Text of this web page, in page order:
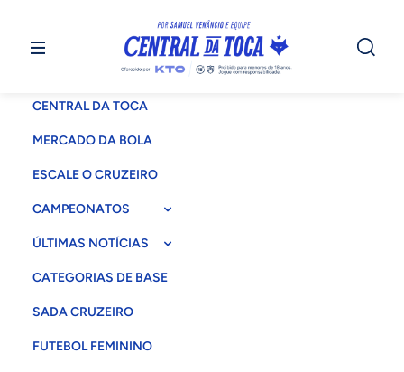
CENTRAL DA TOCA
MERCADO DA BOLA
ESCALE O CRUZEIRO
CAMPEONATOS
ÚLTIMAS NOTÍCIAS
CATEGORIAS DE BASE
SADA CRUZEIRO
FUTEBOL FEMININO